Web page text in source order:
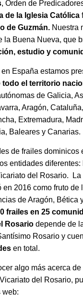
, Orden de
de la Iglesia Católica
de Guzmán. Nuestra
la Buena Nueva, que
estudio y
España estamos
todo el territorio
de Galicia,
Aragón,
Extremadura,
Baleares y Canarias.
de frailes dominicos
entidades
del Rosario. La
en 2016 como fruto de
de Aragón, Bética
frailes en 25
Rosario depende de
Rosario y
en total.
algo más acerca
del Rosario,
web: